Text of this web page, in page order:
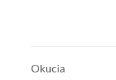
Okucia